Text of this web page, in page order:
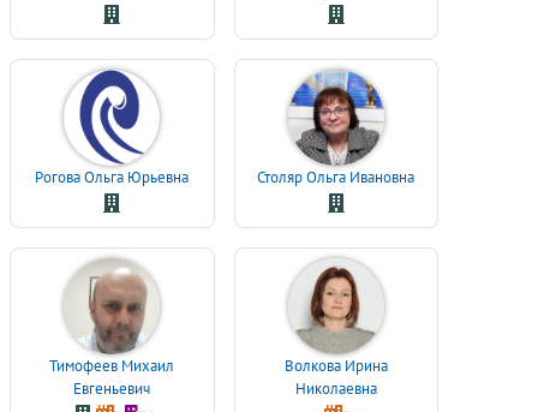
Рогова Ольга Юрьевна Столяр Ольга Ивановна
Тимофеев Михаил
Евгеньевич
Волкова Ирина
Николаевна